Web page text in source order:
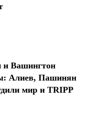
и Вашингтон
Алиев, Пашинян
мир и TRIPP